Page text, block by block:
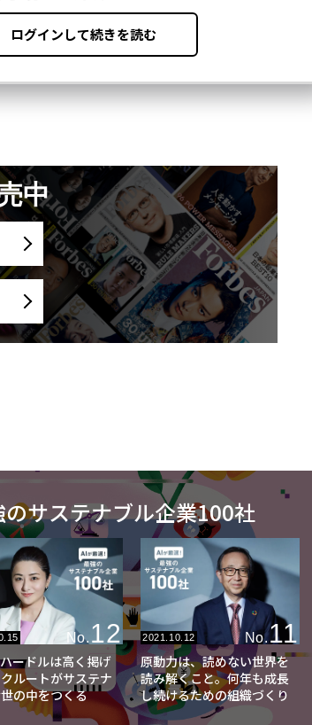
中
サステナブル企業100社
No. 12
ードルは高く掲げ
ルートがサステナ
の中をつくる
2021.10.12 No.11
原動力は、読めない世界を
読み解くこと。何年も成長
し続けるための組織づくり